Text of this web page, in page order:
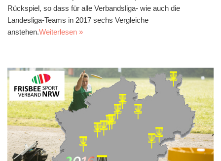
Rückspiel, so dass für alle Verbandsliga- wie auch die
Landesliga-Teams in 2017 sechs Vergleiche
anstehen.Weiterlesen »